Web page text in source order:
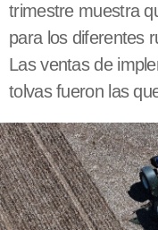
trimestre muestra
para los diferentes
Las ventas de
tolvas fueron las